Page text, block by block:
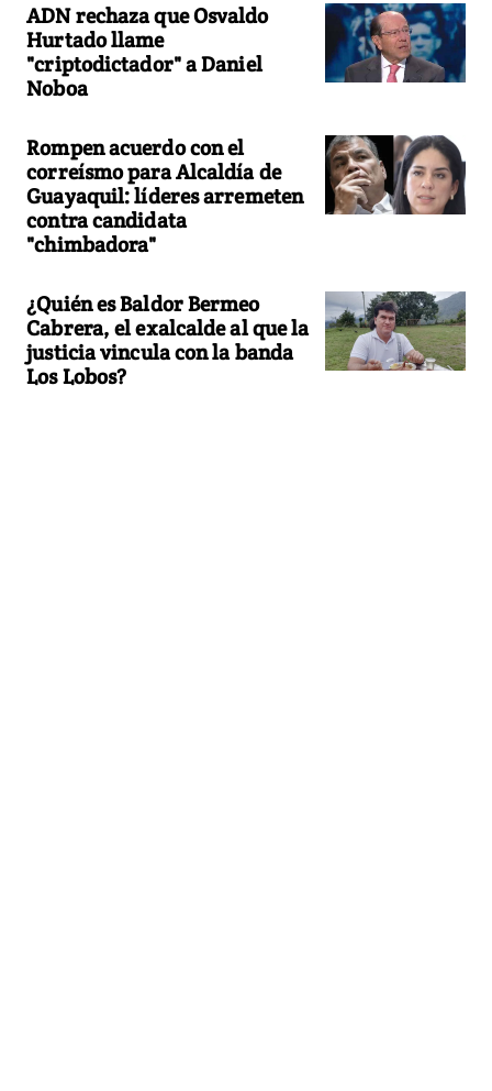
ADN rechaza que Osvaldo
Hurtado llame
"criptodictador" a Daniel
Noboa
Rompen acuerdo con el
correísmo para Alcaldía de
Guayaquil: líderes arremeten
contra candidata
"chimbadora"
¿Quién es Baldor Bermeo
Cabrera, el exalcalde al que la
justicia vincula con la banda
Los Lobos?